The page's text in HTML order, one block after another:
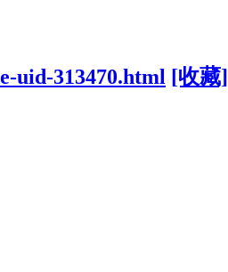
uid-313470.html [收藏]